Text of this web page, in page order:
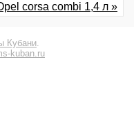
corsa combi 1,4 л »
Кубани
kuban.ru